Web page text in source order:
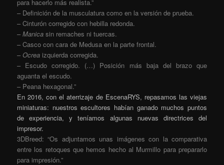
para hacerlo más realista.”
– Definición de la musculatura como en la versión de prueba.
– Cinturón corregido con hebilla redonda.
–Manica sin remaches ni tuercas.
– Casco con cara de Medusa en la parte frontal.
–Ocrea izquierda corregida.
– Escudo corregido. (…) Posición más baja del brazo que
aguanta el escudo.
– Peana hexagonal.”
En 2016, con el aterrizaje de EscenaRYS, repasamos las viejas
miniaturas: nuestros escultores habían ganado muchos puntos
de experiencia, y teníamos algunas nuevas directrices del
impresor.
3DBreed: “Os adjuntamos unas imágenes con la comparativa
entre los retoques que hemos hecho al Murmillo para prepararlo
para impresión.”